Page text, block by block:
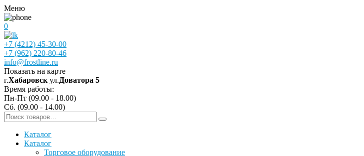
Меню
0
+7 (4212) 45-30-00
+7 (962) 220-80-46
info@frostline.ru
Показать на карте
г.Хабаровск ул.Доватора 5
Время работы:
Пн-Пт (09.00 - 18.00)
Сб. (09.00 - 14.00)
Каталог
Каталог
Торговое оборудование